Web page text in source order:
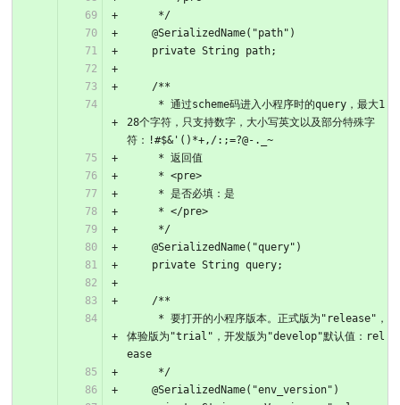
     */
    @SerializedName("path")
    private String path;
    /**
28个字符，只支持数字，大小写英文以及部分特殊字
符：!#$&'()*+,/:;=?@-._~
     * 返回值
     * <pre>
     * 是否必填：是
     * </pre>
     */
    @SerializedName("query")
    private String query;
    /**
体验版为"trial"，开发版为"develop"默认值：rel
ease
     */
    @SerializedName("env_version")